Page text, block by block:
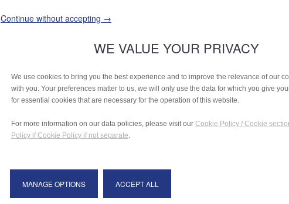
Continue without accepting →
WE VALUE YOUR PRIVACY
We use cookies to bring you the best experience and to improve the relevance of our
with you. Your preferences matter to us, we will only use the data for which you give
for essential cookies that are necessary for the operation of this website.
For more information on our data policies, please visit our Cookie Policy / Cookie
Policy if Cookie Policy if not separate.
MANAGE OPTIONS ACCEPT ALL